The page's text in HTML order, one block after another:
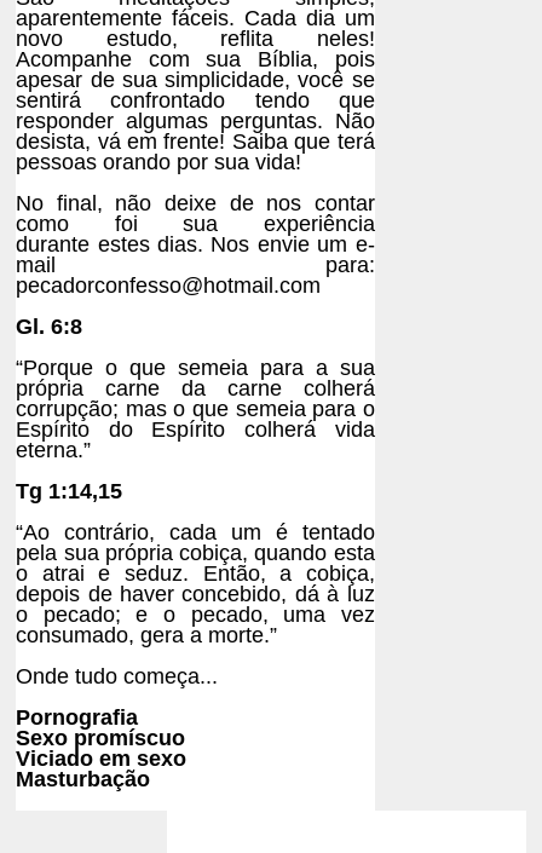
aparentemente fáceis. Cada dia um
novo estudo, reflita neles!
Acompanhe com sua Bíblia, pois
apesar de sua simplicidade, você se
sentirá confrontado tendo que
responder algumas perguntas. Não
desista, vá em frente! Saiba que terá
pessoas orando por sua vida!
No final, não deixe de nos contar
como foi sua experiência
durante estes dias. Nos envie um e-
mail para:
pecadorconfesso@hotmail.com
Gl. 6:8
“Porque o que semeia para a sua
própria carne da carne colherá
corrupção; mas o que semeia para o
Espírito do Espírito colherá vida
eterna.”
Tg 1:14,15
“Ao contrário, cada um é tentado
pela sua própria cobiça, quando esta
o atrai e seduz. Então, a cobiça,
depois de haver concebido, dá à luz
o pecado; e o pecado, uma vez
consumado, gera a morte.”
Onde tudo começa...
Pornografia
Sexo promíscuo
Viciado em sexo
Masturbação